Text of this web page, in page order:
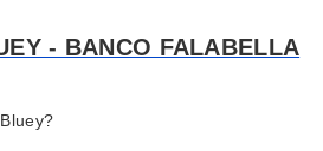
- BANCO FALABELLA